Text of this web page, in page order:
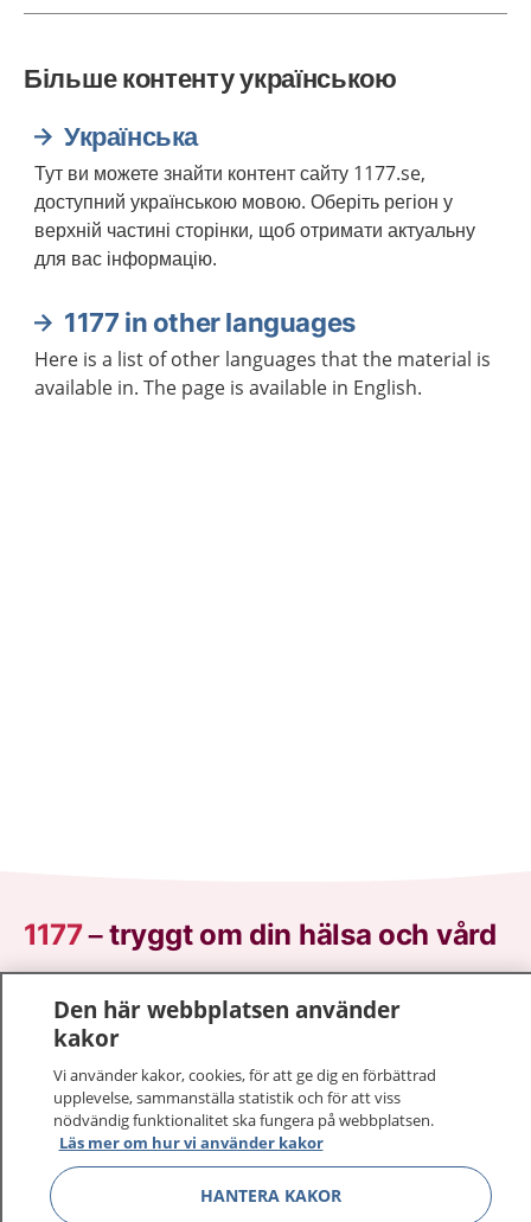
Більше контенту українською
Українська
Тут ви можете знайти контент сайту 1177.se,
доступний українською мовою. Оберіть регіон у
верхній частині сторінки, щоб отримати актуальну
для вас інформацію.
1177 in other languages
Here is a list of other languages that the material is
available in. The page is available in English.
1177–tryggt om din hälsa och vård
sjukdomar och vilka mottagningar du kan kontakta.
Logga in för att läsa din journal och göra dina
vårdärenden. Ring telefonnummer 1177 för
sjukvårdsrådgivning dygnet runt.
1177 ger dig råd när du vill må bättre.
Den här webbplatsen använder
kakor
Vi använder kakor, cookies, för att ge dig en förbättrad
upplevelse, sammanställa statistik och för att viss
nödvändig funktionalitet ska fungera på webbplatsen.
Läs mer om hur vi använder kakor
HANTERA KAKOR